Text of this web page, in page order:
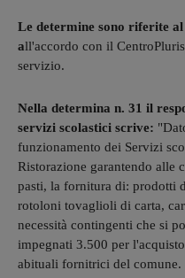
Le determine sono riferite
all'accordo con il
servizio.
Nella determina n. 31 il
servizi scolastici scrive:
funzionamento dei Servizi
Ristorazione garantendo alle
pasti, la fornitura di: prodotti
rotoloni tovaglioli di carta,
necessità contingenti che si
impegnati 3.500 per
abituali fornitrici del comune.